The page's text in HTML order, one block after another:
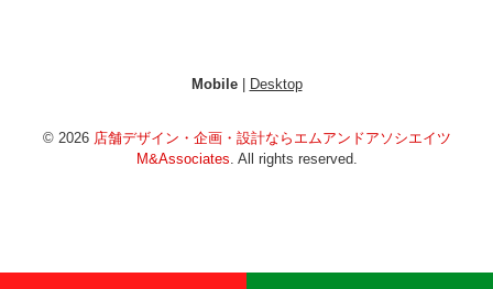
Mobile| Desktop
© 2026 店舗デザイン・企画・設計ならエムアンドアソシエイツ
M&Associates. All rights reserved.